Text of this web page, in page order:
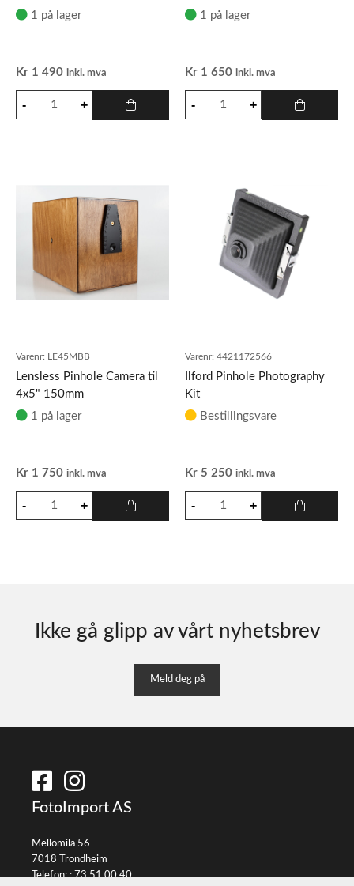
1 på lager
Kr 1 490 inkl. mva
1 på lager
Kr 1 650 inkl. mva
Varenr: LE45MBB
Lensless Pinhole Camera til
4x5" 150mm
1 på lager
Kr 1 750 inkl. mva
Varenr: 4421172566
Ilford Pinhole Photography
Kit
Bestillingsvare
Kr 5 250 inkl. mva
Ikke gå glipp av vårt nyhetsbrev
Meld deg på
FotoImport AS
Mellomila 56
7018 Trondheim
Telefon: :73 51 00 40